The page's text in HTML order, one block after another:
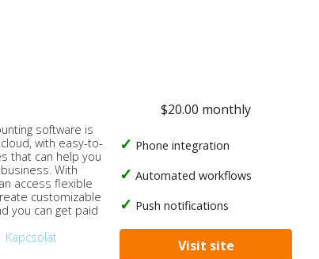
software is
with easy-to-
that can help you
With
access flexible
customizable
you can get paid
Kapcsolat
$20.00 monthly
Phone integration
Automated workflows
Push notifications
Visit site